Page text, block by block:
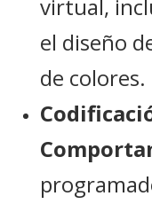
virtual,
el diseño
de colores.